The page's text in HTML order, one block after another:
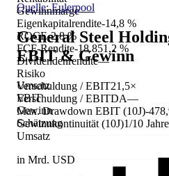
Gewinnmarge—
Eigenkapitalrendite-14,8 %
ROCE-2,8 %
FCF-Rendite-18.851,2 %
Dividendenrendite—
Risiko
Verschuldung / EBIT21,5×
Verschuldung / EBITDA—
Max. Drawdown EBIT (10J)-
Gewinnkontinuität (10J)1/10 Jahre
Umsatz
in Mrd. USD
Quelle: Eulerpool
General Steel
EBIT & Gewinn
Umsatz
EBIT
Gewinn
Schätzung